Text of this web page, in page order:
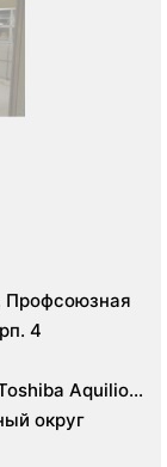
4
Aquilion
iU22, Philips
округ